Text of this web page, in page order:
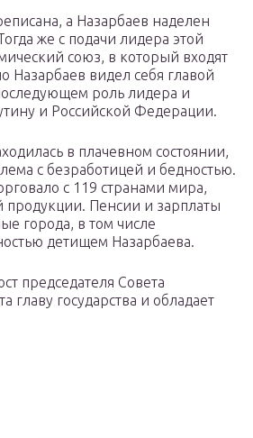
а Назарбаев наделен
же с подачи лидера этой
союз, в который входят
Назарбаев видел себя главой
роль лидера и
и Российской Федерации.
в плачевном состоянии,
с безработицей и бедностью.
с 119 странами мира,
продукции. Пенсии и зарплаты
города, в том числе
детищем Назарбаева.
председателя Совета
главу государства и обладает